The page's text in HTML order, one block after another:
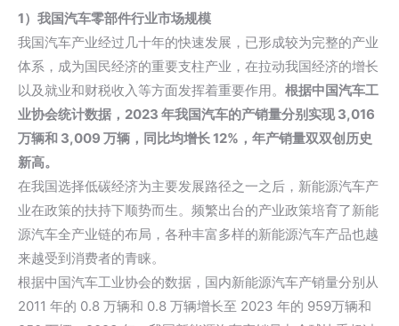
1）我国汽车零部件行业市场规模
我国汽车产业经过几十年的快速发展，已形成较为完整的产业
体系，成为国民经济的重要支柱产业，在拉动我国经济的增长
以及就业和财税收入等方面发挥着重要作用。 根据中国汽车工
业协会统计数据，2023 年我国汽车的产销量分别实现 3,016
万辆和 3,009 万辆，同比均增长 12%，年产销量双双创历史
新高。
在我国选择低碳经济为主要发展路径之一之后，新能源汽车产
业在政策的扶持下顺势而生。频繁出台的产业政策培育了新能
源汽车全产业链的布局，各种丰富多样的新能源汽车产品也越
来越受到消费者的青睐。
根据中国汽车工业协会的数据，国内新能源汽车产销量分别从
2011 年的 0.8 万辆和 0.8 万辆增长至 2023 年的 959万辆和